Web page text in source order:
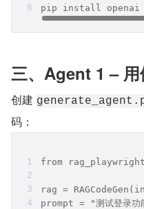
pip install openai
三、Agent 1 –
创建
码：
from rag_playwright
rag =
prompt = "测试登录功